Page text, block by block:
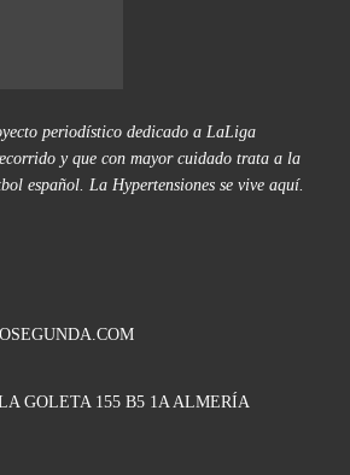
periodístico dedicado a LaLiga
y que con mayor cuidado trata a la
español. La Hypertensiones se vive aquí.
GOLETA 155 B5 1A ALMERÍA